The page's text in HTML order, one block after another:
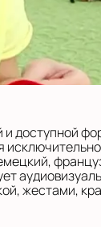
доступной
жестами,